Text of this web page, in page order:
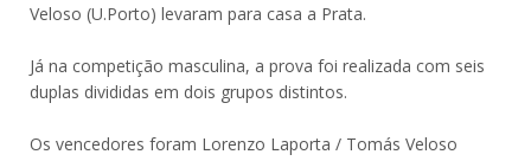
Veloso (U.Porto) levaram para casa a Prata.
Já na competição masculina, a prova foi realizada com seis
duplas divididas em dois grupos distintos.
Os vencedores foram Lorenzo Laporta / Tomás Veloso